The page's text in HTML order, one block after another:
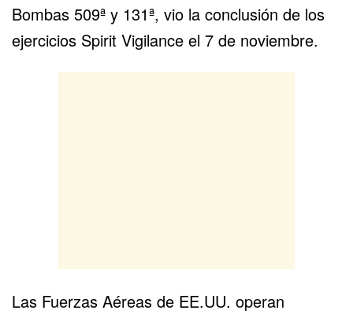
Bombas 509ª y 131ª, vio la conclusión de los
ejercicios Spirit Vigilance el 7 de noviembre.
Las Fuerzas Aéreas de EE.UU. operan